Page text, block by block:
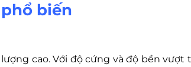
biến
cao. Với độ cứng và độ bền vượt